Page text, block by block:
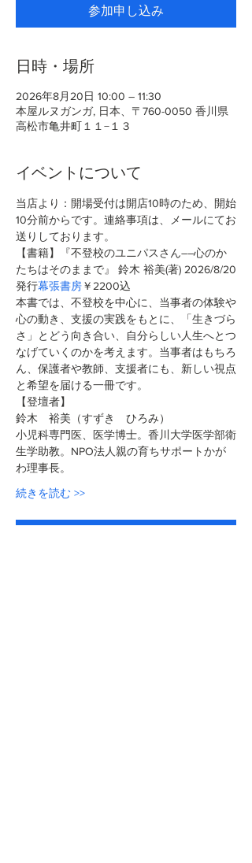
参加申し込み
日時・場所
2026年8月20日 10:00 – 11:30
本屋ルヌガンガ, 日本、〒760-0050 香川県
高松市亀井町１１−１３
イベントについて
当店より：開場受付は開店10時のため、開始
10分前からです。連絡事項は、メールにてお
送りしております。
【書籍】『不登校のユニパスさん――心のか
たちはそのままで』 鈴木 裕美(著) 2026/8/20
発行幕張書房￥2200込
本書では、不登校を中心に、当事者の体験や
心の動き、支援の実践をもとに、「生きづら
さ」とどう向き合い、自分らしい人生へとつ
なげていくのかを考えます。当事者はもちろ
ん、保護者や教師、支援者にも、新しい視点
と希望を届ける一冊です。
【登壇者】
鈴木　裕美（すずき　ひろみ）
小児科専門医、医学博士。香川大学医学部衛
生学助教。NPO法人親の育ちサポートかが
わ理事長。
続きを読む >>